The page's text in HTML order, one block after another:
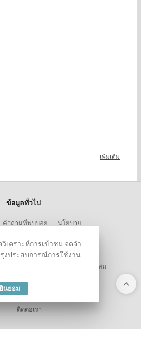
เพิ่มเติม
ข้อมูลทั่วไป
คำถามที่พบบ่อย นโยบาย
ข้อมูลสมาชิก
ข้อมูลคะแนนสะสม
ลูกค้าสัมพันธ์
ติดต่อเรา
เคราะห์การเข้าชม จดจำ
งประสบการณ์การใช้งาน
ยินยอม